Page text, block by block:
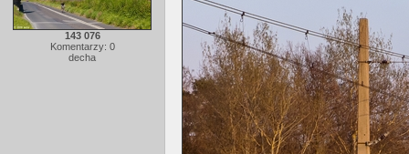
143 076
Komentarzy: 0
decha